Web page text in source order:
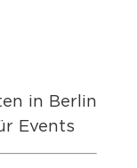
in Berlin
Events